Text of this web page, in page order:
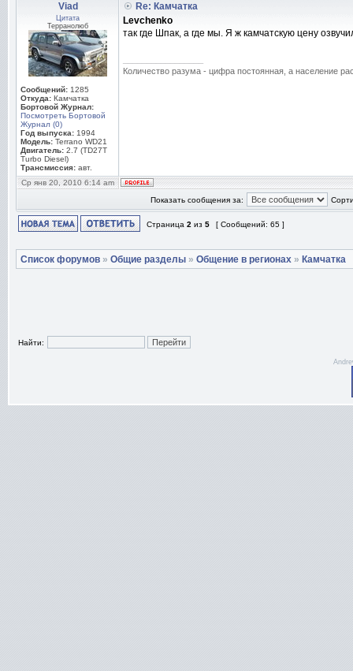
Viad
Цитата
Терранолюб
Сообщений: 1285
Откуда: Камчатка
Бортовой Журнал:
Посмотреть Бортовой
Журнал (0)
Год выпуска: 1994
Модель: Terrano WD21
Двигатель: 2.7 (TD27T
Turbo Diesel)
Трансмиссия: авт.
Re: Камчатка
Levchenko
так где Шпак, а где мы. Я ж камчатскую цену
Количество разума - цифра постоянная, а население
Ср янв 20, 2010 6:14 am
Показать сообщения за:
Страница 2 из 5 [ Сообщений: 65 ]
Список форумов » Общие разделы » Общение в регионах » Камчатка
Найти: